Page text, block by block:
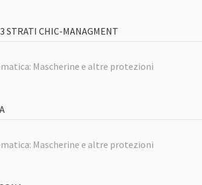
STRATI CHIC-MANAGMENT
Mascherine e altre protezioni
Mascherine e altre protezioni